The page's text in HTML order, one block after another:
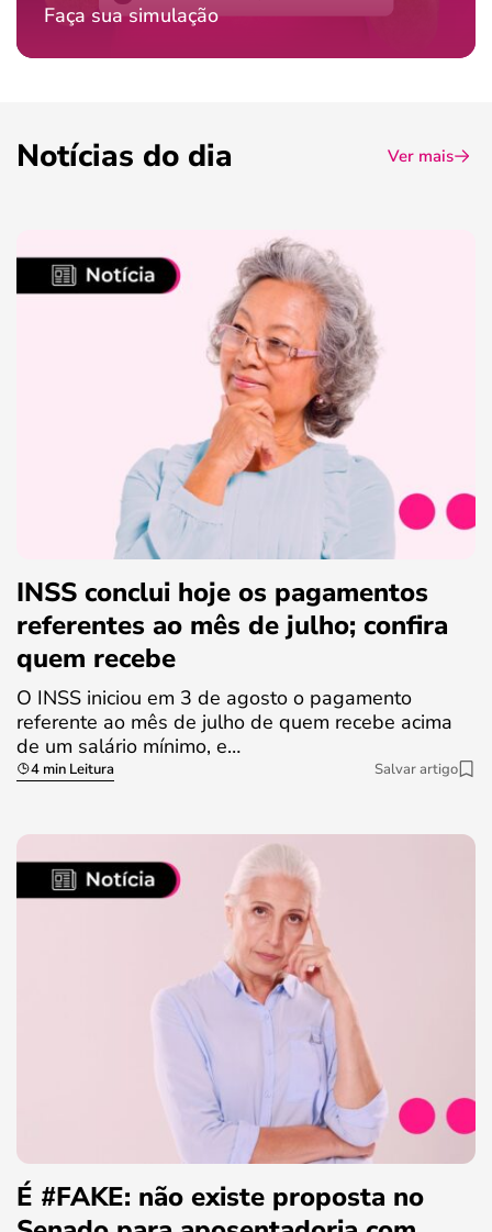
Faça sua simulação
Notícias do dia Ver mais
INSS conclui hoje os pagamentos
referentes ao mês de julho; confira
quem recebe
O INSS iniciou em 3 de agosto o pagamento
referente ao mês de julho de quem recebe acima
de um salário mínimo, e…
4 min Leitura Salvar artigo
É #FAKE: não existe proposta no